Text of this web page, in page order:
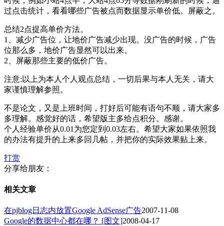
过点击统计，看看哪些广告被点而数据显示单价低。屏蔽之。
总结2点提高单价方法。
1、减少广告位，让地价广告减少出现。没广告的时候，广告
位那么多，地价广告显然可以出来。
2、屏蔽那些主要的低价广告。
注意:以上为本人个人观点总结，一切后果与本人无关，请大
家谨慎理解参照。
不是论文，又是上班时间，打好后可能有语句不顺，请大家多
多理解。感觉好的话，希望版主多给点积分。感谢。
个人经验单价从0.01为您定到0.03左右。希望大家如果依照我
的办法有提升的上来多回几帖，并把你的实际效果贴上来。
打赏
分享给朋友：
相关文章
在pjblog日志内放置Google AdSense广告2007-11-08
Google的数据中心都在哪？ [图文]2008-04-17